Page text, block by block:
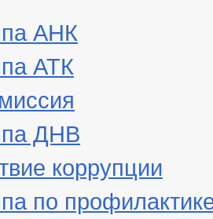
АНК
АТК
ДНВ
коррупции
по